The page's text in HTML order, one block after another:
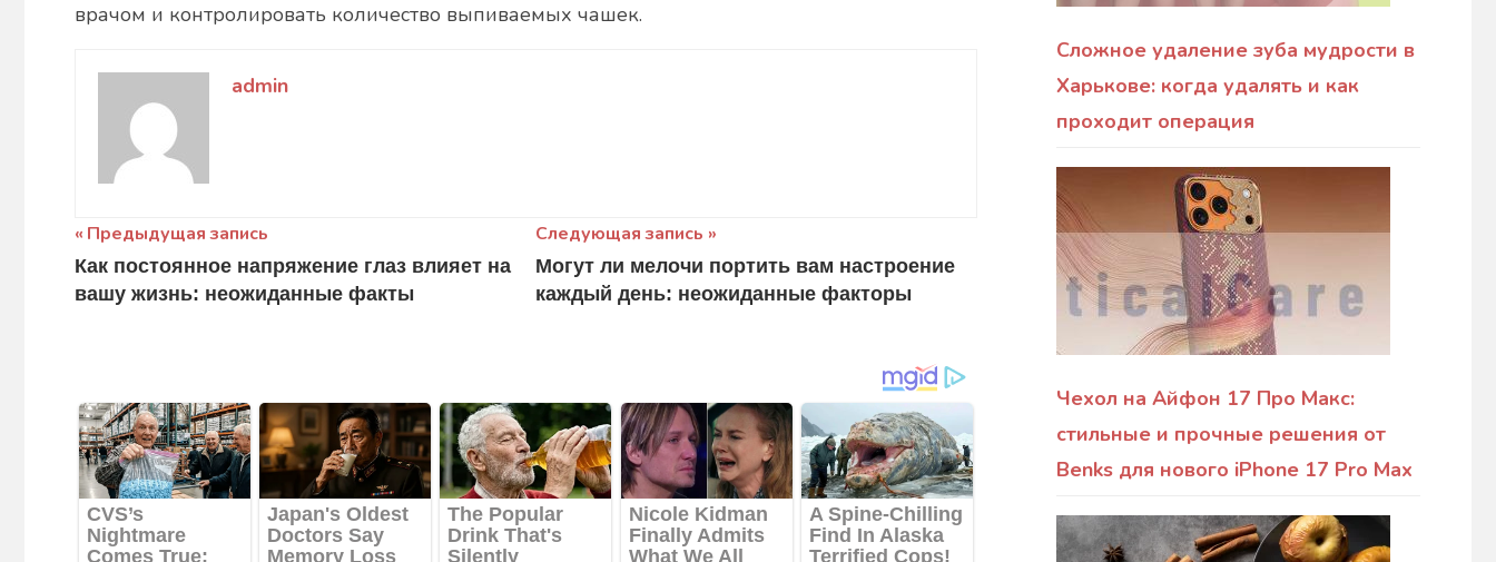
врачом и контролировать количество выпиваемых чашек.
admin
Навигация
по
записям
Предыдущая запись
Как постоянное напряжение глаз влияет на
вашу жизнь: неожиданные факты
Следующая запись
Могут ли мелочи портить вам настроение
каждый день: неожиданные факторы
Сложное удаление зуба мудрости в
Харькове: когда удалять и как
проходит операция
Чехол на Айфон 17 Про Макс:
стильные и прочные решения от
Benks для нового iPhone 17 Pro Max